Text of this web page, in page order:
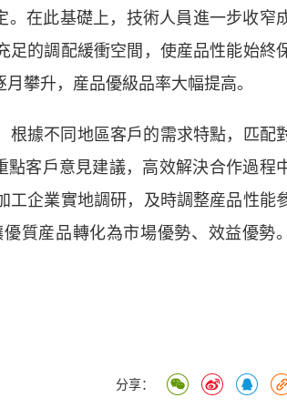
在此基礎上，技術人員進一步收窄
足的調配緩衝空間，使産品性能始終
攀升，産品優級品率大幅提高。
根據不同地區客戶的需求特點，匹配
點客戶意見建議，高效解決合作過程
工企業實地調研，及時調整産品性能
質産品轉化為市場優勢、效益優勢。
分享：